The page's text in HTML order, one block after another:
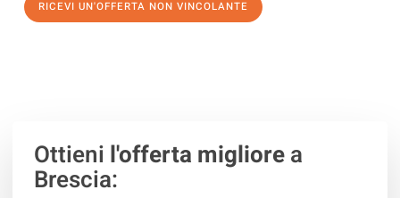
RICEVI UN'OFFERTA NON VINCOLANTE
Ottieni l'offerta migliorea
Brescia: